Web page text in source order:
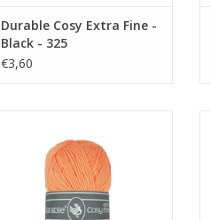
Durable Cosy Extra Fine -
Black - 325
€3,60
Mandarin - 2197
TOEVOEGEN AAN WINKELWAGEN